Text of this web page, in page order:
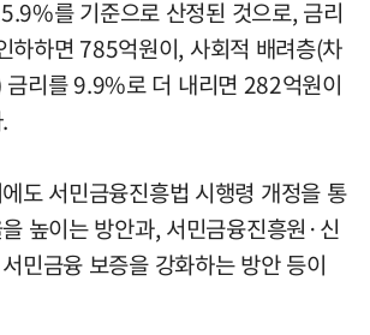
를 기준으로 산정된 것으로, 금리
하하면 785억원이, 사회적 배려층(차
리를 9.9%로 더 내리면 282억원이
도 서민금융진흥법 시행령 개정을 통
높이는 방안과, 서민금융진흥원·신
민금융 보증을 강화하는 방안 등이